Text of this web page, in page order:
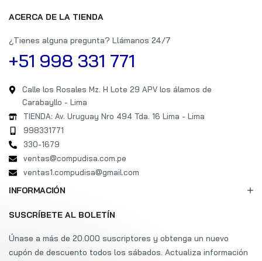
ACERCA DE LA TIENDA
¿Tienes alguna pregunta? Llámanos 24/7
+51 998 331 771
Calle los Rosales Mz. H Lote 29 APV los álamos de
Carabayllo - Lima
TIENDA: Av. Uruguay Nro 494 Tda. 16 Lima - Lima
998331771
330-1679
ventas@compudisa.com.pe
ventas1.compudisa@gmail.com
INFORMACIÓN
SUSCRÍBETE AL BOLETÍN
Únase a más de 20.000 suscriptores y obtenga un nuevo
cupón de descuento todos los sábados. Actualiza información